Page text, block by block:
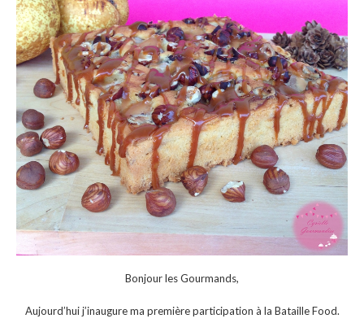
Bonjour les Gourmands,
Aujourd’hui j’inaugure ma première participation à la Bataille Food.